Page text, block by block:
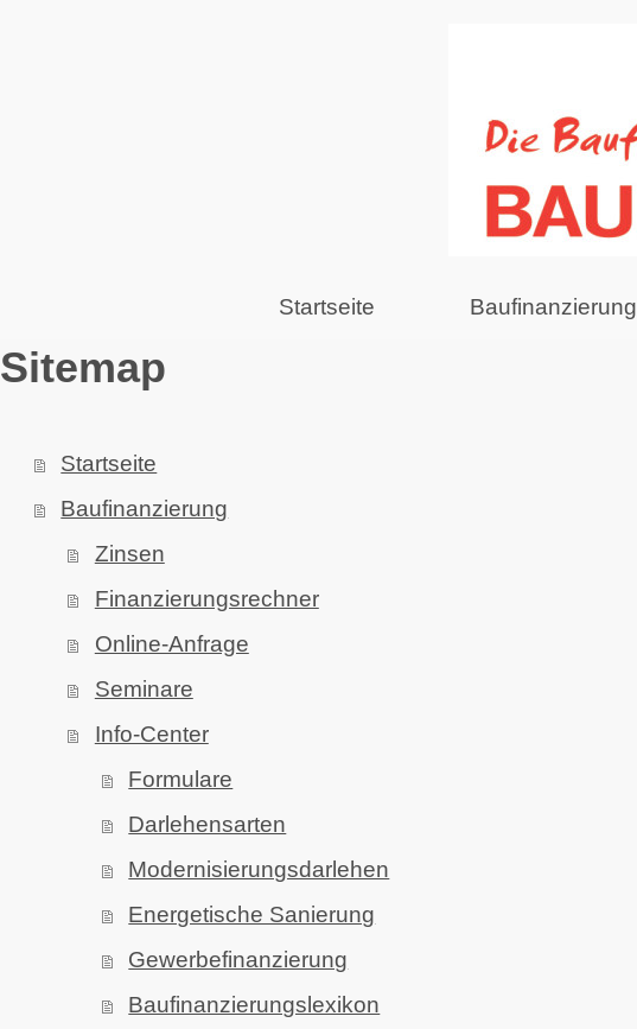
Startseite Baufinanzierung
Sitemap
Startseite
Baufinanzierung
Zinsen
Finanzierungsrechner
Online-Anfrage
Seminare
Info-Center
Formulare
Darlehensarten
Modernisierungsdarlehen
Energetische Sanierung
Gewerbefinanzierung
Baufinanzierungslexikon